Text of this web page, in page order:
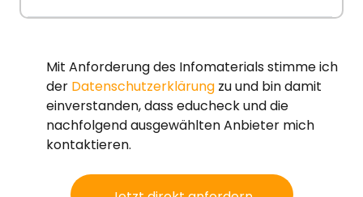
Mit Anforderung des Infomaterials stimme ich
der Datenschutzerklärung zu und bin damit
einverstanden, dass educheck und die
nachfolgend ausgewählten Anbieter mich
kontaktieren.